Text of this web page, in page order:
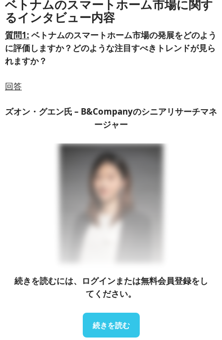
ベトナムのスマートホーム市場に関す
るインタビュー内容
質問1: ベトナムのスマートホーム市場の発展をどのよう
に評価しますか？どのような注目すべきトレンドが見ら
れますか？
回答
ズオン・グエン氏 – B&Companyのシニアリサーチマネ
ージャー
出典: B&Company
ム市場は急成長期にありながら、依然として大きな成長
余地を残しています。2024年の市場規模は3億5,000万
続きを読むには、ログインまたは無料会員登録をし
てください。
続きを読む